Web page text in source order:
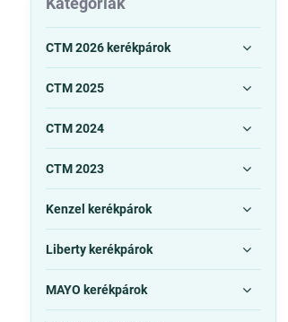
CTM 2026 kerékpárok
CTM 2025
CTM 2024
CTM 2023
Kenzel kerékpárok
Liberty kerékpárok
MAYO kerékpárok